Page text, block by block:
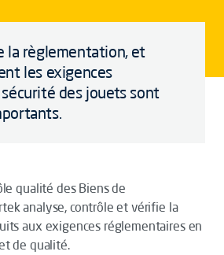
la règlementation, et
les exigences
des jouets sont
qualité des Biens de
analyse, contrôle et vérifie la
aux exigences réglementaires en
de qualité.